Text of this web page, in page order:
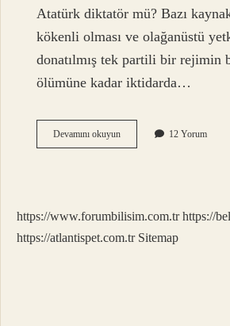
Atatürk diktatör mü? Bazı
kökenli olması ve olağanüstü
donatılmış tek partili bir rejimin
ölümüne kadar iktidarda…
Devamını okuyunDiktatör
Kimin
12 Yorum
https://www.forumbilisim.com.tr https://
https://atlantispet.com.tr Sitemap